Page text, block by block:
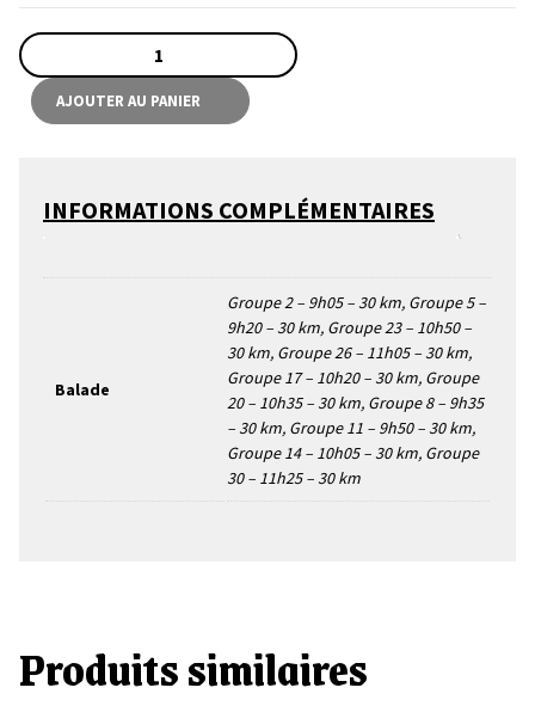
quantité
de
Balade
Arkéa-
12ans)
AJOUTER AU PANIER
INFORMATIONS COMPLÉMENTAIRES
Balade
Groupe 2 – 9h05 – 30 km, Groupe 5 –
9h20 – 30 km, Groupe 23 – 10h50 –
30 km, Groupe 26 – 11h05 – 30 km,
Groupe 17 – 10h20 – 30 km, Groupe
20 – 10h35 – 30 km, Groupe 8 – 9h35
– 30 km, Groupe 11 – 9h50 – 30 km,
Groupe 14 – 10h05 – 30 km, Groupe
30 – 11h25 – 30 km
Produits similaires